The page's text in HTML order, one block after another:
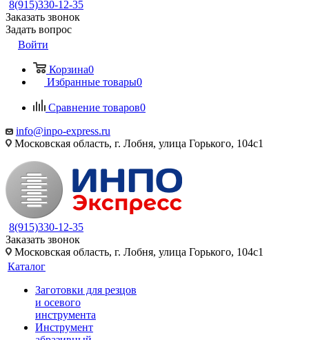
8(915)330-12-35
Заказать звонок
Задать вопрос
Войти
Корзина0
Избранные товары0
Сравнение товаров0
info@inpo-express.ru
Московская область, г. Лобня, улица Горького, 104с1
8(915)330-12-35
Заказать звонок
Московская область, г. Лобня, улица Горького, 104с1
Каталог
Заготовки для резцов
и осевого
инструмента
Инструмент